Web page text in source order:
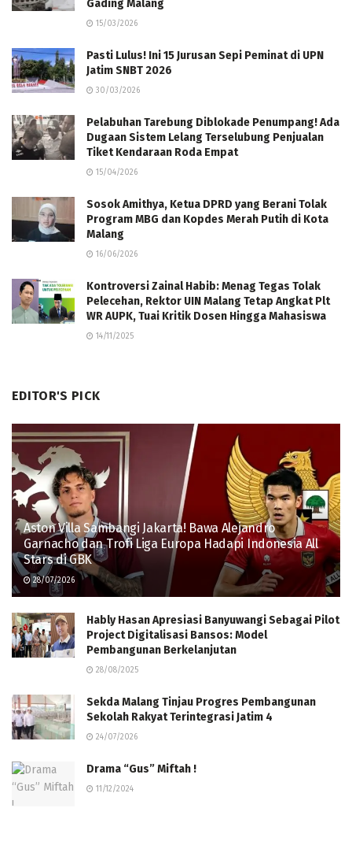
Gading Malang
15/03/2026
Pasti Lulus! Ini 15 Jurusan Sepi Peminat di UPN
Jatim SNBT 2026
30/03/2026
Pelabuhan Tarebung Diblokade Penumpang! Ada
Dugaan Sistem Lelang Terselubung Penjualan
Tiket Kendaraan Roda Empat
15/04/2026
Sosok Amithya, Ketua DPRD yang Berani Tolak
Program MBG dan Kopdes Merah Putih di Kota
Malang
16/06/2026
Kontroversi Zainal Habib: Menag Tegas Tolak
Pelecehan, Rektor UIN Malang Tetap Angkat Plt
WR AUPK, Tuai Kritik Dosen Hingga Mahasiswa
14/11/2025
EDITOR'S PICK
Aston Villa Sambangi Jakarta! Bawa Alejandro
Garnacho dan Trofi Liga Europa Hadapi Indonesia All
Stars di GBK
28/07/2026
Hably Hasan Apresiasi Banyuwangi Sebagai Pilot
Project Digitalisasi Bansos: Model
Pembangunan Berkelanjutan
28/08/2025
Sekda Malang Tinjau Progres Pembangunan
Sekolah Rakyat Terintegrasi Jatim 4
24/07/2026
Drama “Gus” Miftah !
11/12/2024